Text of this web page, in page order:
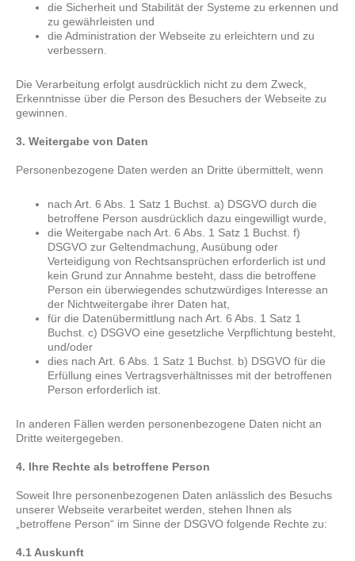
die Sicherheit und Stabilität der Systeme zu erkennen und
zu gewährleisten und
die Administration der Webseite zu erleichtern und zu
verbessern.
Die Verarbeitung erfolgt ausdrücklich nicht zu dem Zweck,
Erkenntnisse über die Person des Besuchers der Webseite zu
gewinnen.
3. Weitergabe von Daten
Personenbezogene Daten werden an Dritte übermittelt, wenn
nach Art. 6 Abs. 1 Satz 1 Buchst. a) DSGVO durch die
betroffene Person ausdrücklich dazu eingewilligt wurde,
die Weitergabe nach Art. 6 Abs. 1 Satz 1 Buchst. f)
DSGVO zur Geltendmachung, Ausübung oder
Verteidigung von Rechtsansprüchen erforderlich ist und
kein Grund zur Annahme besteht, dass die betroffene
Person ein überwiegendes schutzwürdiges Interesse an
der Nichtweitergabe ihrer Daten hat,
für die Datenübermittlung nach Art. 6 Abs. 1 Satz 1
Buchst. c) DSGVO eine gesetzliche Verpflichtung besteht,
und/oder
dies nach Art. 6 Abs. 1 Satz 1 Buchst. b) DSGVO für die
Erfüllung eines Vertragsverhältnisses mit der betroffenen
Person erforderlich ist.
In anderen Fällen werden personenbezogene Daten nicht an
Dritte weitergegeben.
4. Ihre Rechte als betroffene Person
Soweit Ihre personenbezogenen Daten anlässlich des Besuchs
unserer Webseite verarbeitet werden, stehen Ihnen als
„betroffene Person“ im Sinne der DSGVO folgende Rechte zu:
4.1 Auskunft